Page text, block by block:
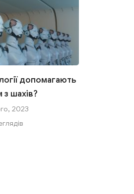
допомагають
шахів?
2023